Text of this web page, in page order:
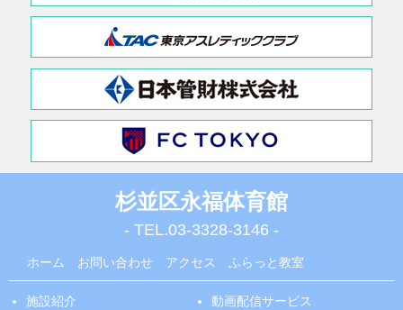
杉並区永福体育館
- TEL.03-3328-3146 -
ホーム お問い合わせ アクセス ふらっと教室
施設紹介
動画配信サービス